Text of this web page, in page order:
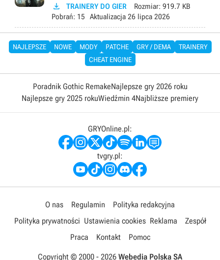
 TRAINERY DO GIER Rozmiar: 919.7 KB
Pobrań: 15 Aktualizacja 26 lipca 2026
NAJLEPSZE NOWE MODY PATCHE GRY / DEMA
TRAINERY
CHEAT ENGINE
Poradnik Gothic RemakeNajlepsze gry 2026 roku
Najlepsze gry 2025 rokuWiedźmin 4Najbliższe premiery
GRYOnline.pl:
tvgry.pl:
O nas Regulamin
Polityka redakcyjna
Polityka prywatności Ustawienia cookies Reklama
Zespół
Praca
Kontakt Pomoc
Copyright © 2000 - 2026 Webedia Polska SA